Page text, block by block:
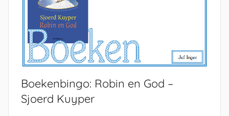
Boekenbingo: Robin en God –
Sjoerd Kuyper